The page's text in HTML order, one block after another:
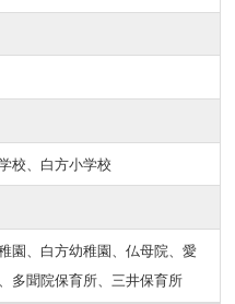
校、白方小学校
園、白方幼稚園、仏母院、愛
多聞院保育所、三井保育所